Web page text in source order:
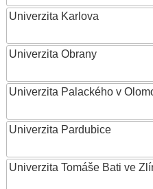
Univerzita Karlova
Univerzita Obrany
Univerzita Palackého v
Univerzita Pardubice
Univerzita Tomáše Bati ve